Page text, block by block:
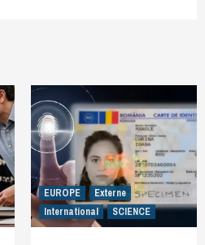
EUROPE
Externe
International
SCIENCE